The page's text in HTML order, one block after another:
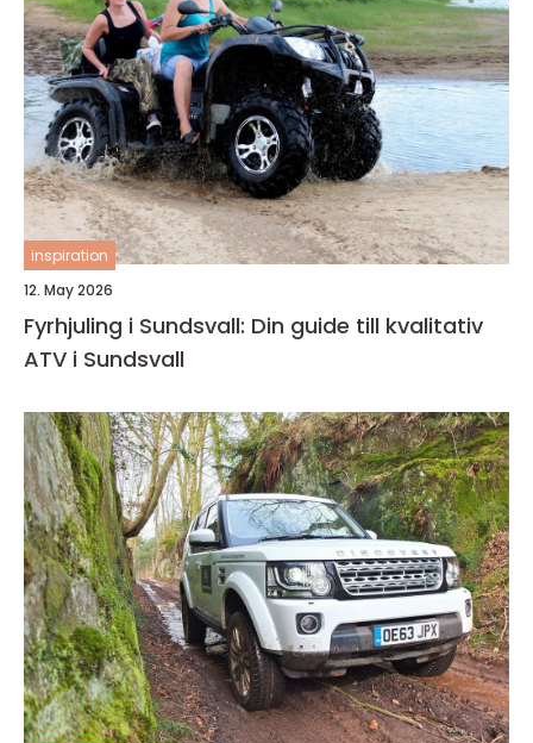
inspiration
12. May 2026
Fyrhjuling i Sundsvall: Din guide till kvalitativ
ATV i Sundsvall